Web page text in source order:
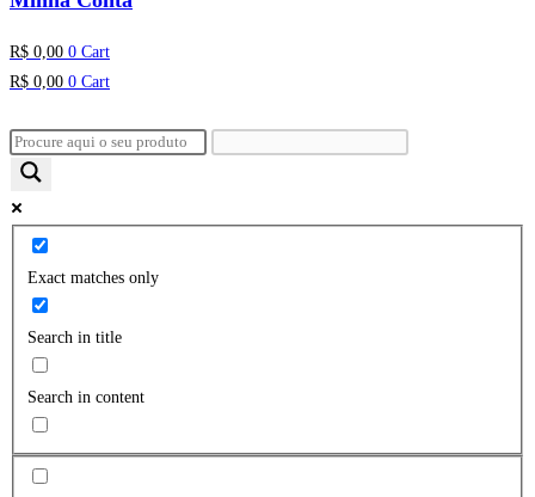
R$ 0,00 0 Cart
R$ 0,00 0 Cart
Exact matches only
Search in title
Search in content